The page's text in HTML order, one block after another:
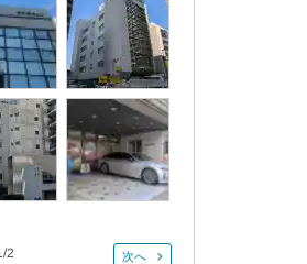
/2 次へ